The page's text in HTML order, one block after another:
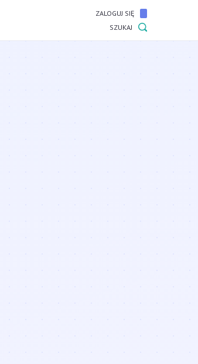
ZALOGUJ SIĘ
SZUKAJ